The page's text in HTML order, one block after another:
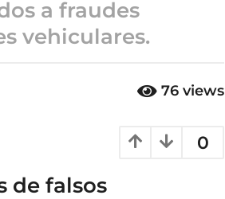
a fraudes
vehiculares.
76 views
0
de falsos